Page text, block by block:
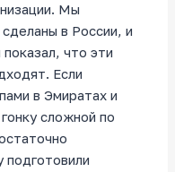
Мы
в России, и
что эти
Если
в Эмиратах и
сложной по
подготовили